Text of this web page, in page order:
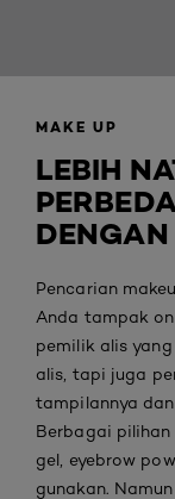
MAKE UP
LEBIH
Pencarian
Anda tampak
pemilik alis
alis, tapi juga
tampilannya
Berbagai pilihan
gel, eyebrow
gunakan.